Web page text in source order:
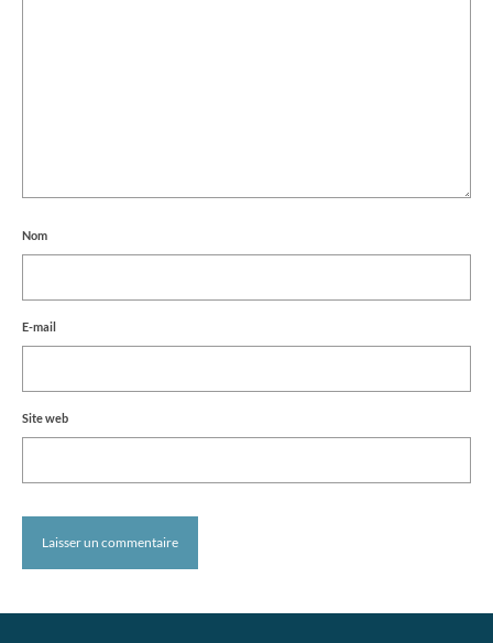
Nom
E-mail
Site web